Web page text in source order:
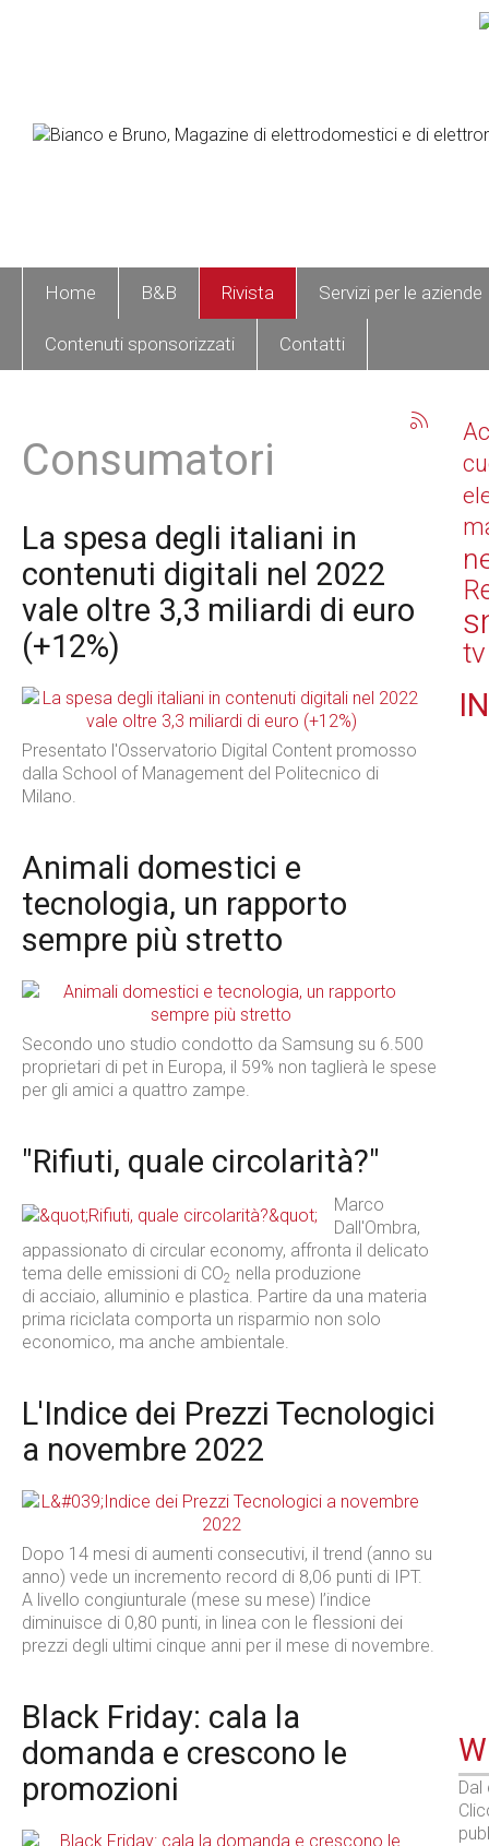
Home B&B Rivista Servizi per le aziende
Contenuti sponsorizzati Contatti
Consumatori
La spesa degli italiani in
contenuti digitali nel 2022
vale oltre 3,3 miliardi di euro
(+12%)
Presentato l'Osservatorio Digital Content promosso
dalla School of Management del Politecnico di
Milano.
Animali domestici e
tecnologia, un rapporto
sempre più stretto
Secondo uno studio condotto da Samsung su 6.500
proprietari di pet in Europa, il 59% non taglierà le spese
per gli amici a quattro zampe.
"Rifiuti, quale circolarità?"
Marco
Dall'Ombra,
appassionato di circular economy, affronta il delicato
tema delle emissioni di CO2 nella produzione
di acciaio, alluminio e plastica. Partire da una materia
prima riciclata comporta un risparmio non solo
economico, ma anche ambientale.
L'Indice dei Prezzi Tecnologici
a novembre 2022
Dopo 14 mesi di aumenti consecutivi, il trend (anno su
anno) vede un incremento record di 8,06 punti di IPT.
A livello congiunturale (mese su mese) l’indice
diminuisce di 0,80 punti, in linea con le flessioni dei
prezzi degli ultimi cinque anni per il mese di novembre.
Black Friday: cala la
domanda e crescono le
promozioni
tv
IN